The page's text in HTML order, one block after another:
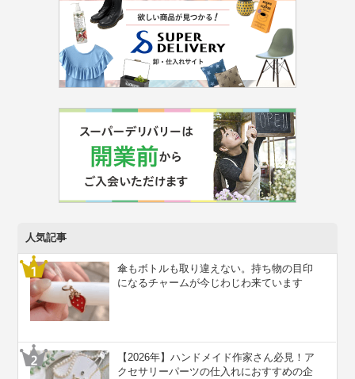
人気記事
傘もボトルも取り違えない。持ち物の目印
になるチャームが今じわじわ来ています
【2026年】ハンドメイド作家さん必見！ア
クセサリーパーツの仕入れにおすすめの企